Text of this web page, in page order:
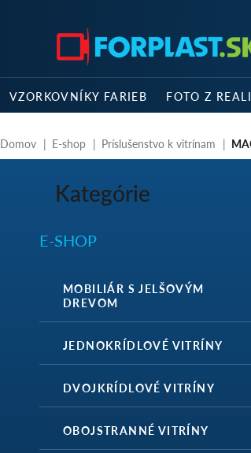
VZORKOVNÍKY FARIEB FOTO Z
Domov E-shop Príslušenstvo k vitrínam
ý
p
l
Preskočiť
kategórie
Kategórie
E-SHOP
MOBILIÁR S JELŠOVÝM
DREVOM
JEDNOKRÍDLOVÉ VITRÍNY
DVOJKRÍDLOVÉ VITRÍNY
OBOJSTRANNÉ VITRÍNY